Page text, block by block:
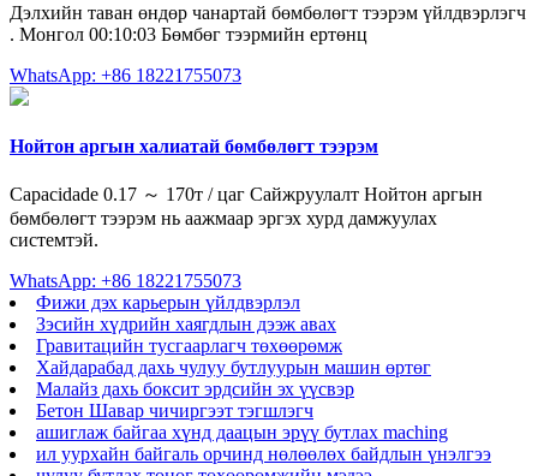
Дэлхийн таван өндөр чанартай бөмбөлөгт тээрэм үйлдвэрлэгч
. Монгол 00:10:03 Бөмбөг тээрмийн ертөнц
WhatsApp: +86 18221755073
Нойтон аргын халиатай бөмбөлөгт тээрэм
Capacidade 0.17 ～ 170т / цаг Сайжруулалт Нойтон аргын
бөмбөлөгт тээрэм нь аажмаар эргэх хурд дамжуулах
системтэй.
WhatsApp: +86 18221755073
Фижи дэх карьерын үйлдвэрлэл
Зэсийн хүдрийн хаягдлын дээж авах
Гравитацийн тусгаарлагч төхөөрөмж
Хайдарабад дахь чулуу бутлуурын машин өртөг
Малайз дахь боксит эрдсийн эх үүсвэр
Бетон Шавар чичиргээт тэгшлэгч
ашиглаж байгаа хүнд даацын эрүү бутлах maching
ил уурхайн байгаль орчинд нөлөөлөх байдлын үнэлгээ